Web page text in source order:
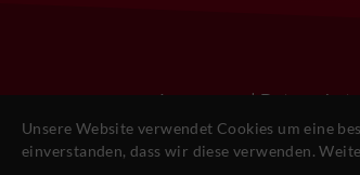
Impressum|
© 2026 - MTV Braunschweig
Unsere Website verwendet Cookies um eine
einverstanden, dass wir diese verwenden.